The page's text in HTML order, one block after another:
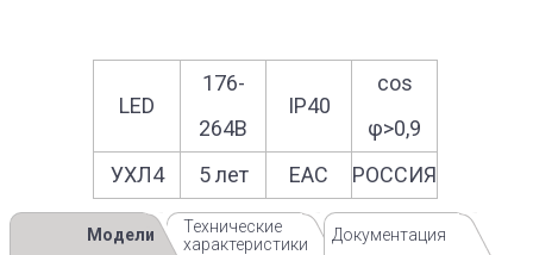
LED
176-
264В
IP40
cos
φ>0,9
УХЛ4
5 лет EAС РОССИЯ
Модели
Технические
характеристики
Документация